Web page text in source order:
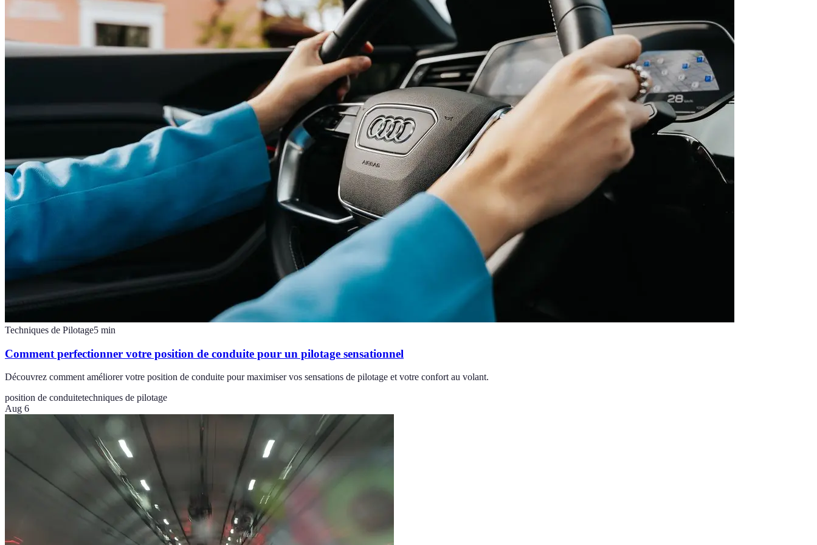
Techniques de Pilotage5 min
Comment perfectionner votre position de conduite pour un pilotage sensationnel
Découvrez comment améliorer votre position de conduite pour maximiser vos sensations de pilotage et votre confort au volant.
position de conduitetechniques de pilotage
Aug 6